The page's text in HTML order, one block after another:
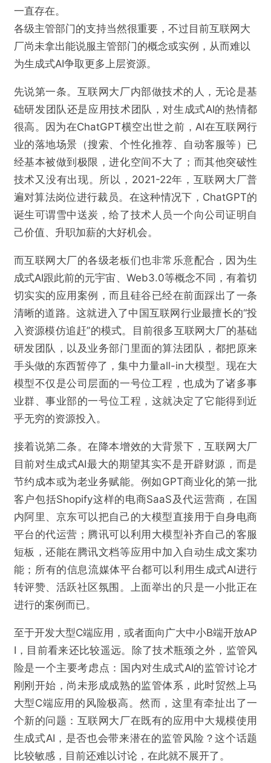
一直存在。
各级主管部门的支持当然很重要，不过目前互联网大
厂尚未拿出能说服主管部门的概念或实例，从而难以
为生成式AI争取更多上层资源。
先说第一条。互联网大厂内部做技术的人，无论是基
础研发团队还是应用技术团队，对生成式AI的热情都
很高。因为在ChatGPT横空出世之前，AI在互联网行
业的落地场景（搜索、个性化推荐、自动客服等）已
经基本被做到极限，进化空间不大了；而其他突破性
技术又没有出现。所以，2021-22年，互联网大厂普
遍对算法岗位进行裁员。在这种情况下，ChatGPT的
诞生可谓雪中送炭，给了技术人员一个向公司证明自
己价值、升职加薪的大好机会。
而互联网大厂的各级老板们也非常乐意配合，因为生
成式AI跟此前的元宇宙、Web3.0等概念不同，有着切
切实实的应用案例，而且硅谷已经在前面踩出了一条
清晰的道路。这就进入了中国互联网行业最擅长的“投
入资源模仿追赶”的模式。目前很多互联网大厂的基础
研发团队，以及业务部门里面的算法团队，都把原来
手头做的东西暂停了，集中力量all-in大模型。现在大
模型不仅是公司层面的一号位工程，也成为了诸多事
业群、事业部的一号位工程，这就决定了它能得到近
乎无穷的资源投入。
接着说第二条。在降本增效的大背景下，互联网大厂
目前对生成式AI最大的期望其实不是开辟财源，而是
节约成本或为老业务赋能。例如GPT商业化的第一批
客户包括Shopify这样的电商SaaS及代运营商，在国
内阿里、京东可以把自己的大模型直接用于自身电商
平台的代运营；腾讯可以利用大模型补齐自己的客服
短板，还能在腾讯文档等应用中加入自动生成文案功
能；所有的信息流媒体平台都可以利用生成式AI进行
转评赞、活跃社区氛围。上面举出的只是一小批正在
进行的案例而已。
至于开发大型C端应用，或者面向广大中小B端开放AP
I，目前看来还比较遥远。除了技术瓶颈之外，监管风
险是一个主要考虑点：国内对生成式AI的监管讨论才
刚刚开始，尚未形成成熟的监管体系，此时贸然上马
大型C端应用的风险极高。然而，这里有牵扯出了一
个新的问题：互联网大厂在既有的应用中大规模使用
生成式AI，是否也会带来潜在的监管风险？这个话题
比较敏感，目前还难以讨论，在此就不展开了。